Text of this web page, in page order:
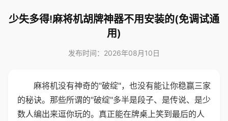
少失多得!麻将机胡牌神器不用安装的(免调试通
用)
发布时间：2026年08月10日
麻将机没有神奇的"破绽"，也没有能让你稳赢三家
的秘诀。那些所谓的"破绽"多半是段子、是传说、是少
数人编出来逗你玩的。真正能在牌桌上笑到最后的人